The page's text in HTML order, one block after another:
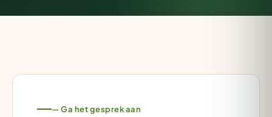
— Ga het gesprek aan